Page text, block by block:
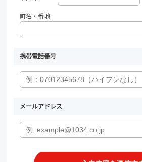
町名・番地
携帯電話番号
メールアドレス